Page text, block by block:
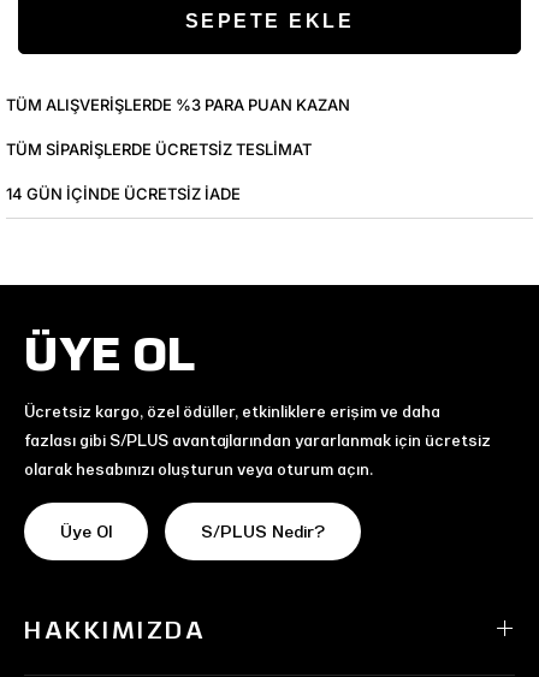
TÜM ALIŞVERIŞLERDE %3 PARA PUAN KAZAN
TÜM SIPARIŞLERDE ÜCRETSIZ TESLIMAT
14 GÜN IÇINDE ÜCRETSIZ IADE
ÜYE OL
Ücretsiz kargo, özel ödüller, etkinliklere erişim ve daha
fazlası gibi S/PLUS avantajlarından yararlanmak için ücretsiz
olarak hesabınızı oluşturun veya oturum açın.
Üye Ol S/PLUS Nedir?
HAKKIMIZDA